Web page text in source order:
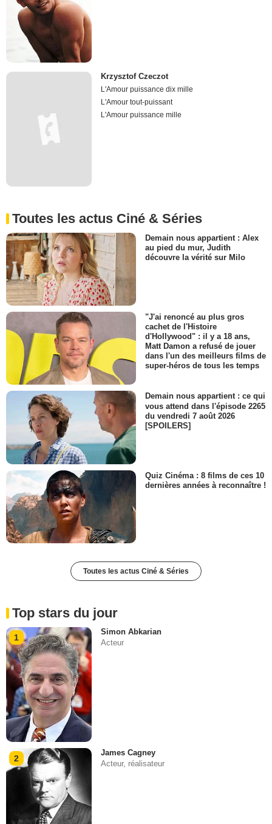
Krzysztof Czeczot
L'Amour puissance dix mille
L'Amour tout-puissant
L'Amour puissance mille
Toutes les actus Ciné & Séries
Demain nous appartient : Alex
au pied du mur, Judith
découvre la vérité sur Milo
"J'ai renoncé au plus gros
cachet de l'Histoire
d'Hollywood" : il y a 18 ans,
Matt Damon a refusé de jouer
dans l'un des meilleurs films de
super-héros de tous les temps
Demain nous appartient : ce qui
vous attend dans l'épisode 2265
du vendredi 7 août 2026
[SPOILERS]
Quiz Cinéma : 8 films de ces 10
dernières années à reconnaître !
Toutes les actus Ciné & Séries
Top stars du jour
1
Simon Abkarian
Acteur
2
James Cagney
Acteur, réalisateur